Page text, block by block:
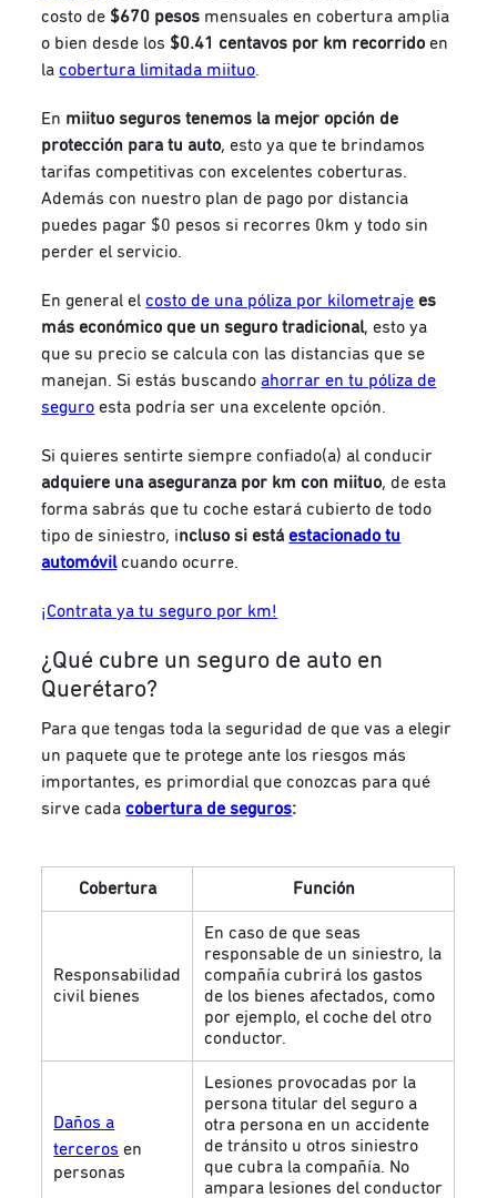
costo de $670 pesos mensuales en cobertura amplia
o bien desde los $0.41 centavos por km recorrido en
lacobertura limitada miituo.
En miituo seguros tenemos la mejor opción de
protección para tu auto, esto ya que te brindamos
tarifas competitivas con excelentes coberturas.
Además con nuestro plan de pago por distancia
puedes pagar $0 pesos si recorres 0km y todo sin
perder el servicio.
En general elcosto de una póliza por kilometraje es
más económico que un seguro tradicional, esto ya
que su precio se calcula con las distancias que se
manejan. Si estás buscando ahorrar en tu póliza de
seguro esta podría ser una excelente opción.
Si quieres sentirte siempre confiado(a) al conducir
adquiere una aseguranza por km con miituo, de esta
forma sabrás que tu coche estará cubierto de todo
tipo de siniestro, incluso si estáestacionado tu
automóvilcuando ocurre.
¡Contrata ya tu seguro por km!
¿Qué cubre un seguro de auto en
Querétaro?
Para que tengas toda la seguridad de que vas a elegir
un paquete que te protege ante los riesgos más
importantes, es primordial que conozcas para qué
sirve cada cobertura de seguros:
Cobertura Función
Responsabilidad
civil bienes
En caso de que seas
responsable de un siniestro, la
compañía cubrirá los gastos
de los bienes afectados, como
por ejemplo, el coche del otro
conductor.
Daños a
terceros en
personas
Lesiones provocadas por la
persona titular del seguro a
otra persona en un accidente
de tránsito u otros siniestro
que cubra la compañía. No
ampara lesiones del conductor